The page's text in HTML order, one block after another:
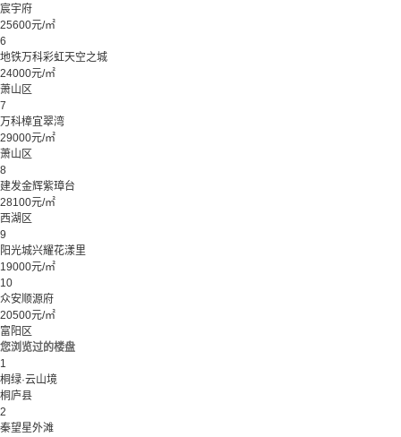
宸宇府
25600元/㎡
6
地铁万科彩虹天空之城
24000元/㎡
萧山区
7
万科樟宜翠湾
29000元/㎡
萧山区
8
建发金辉紫璋台
28100元/㎡
西湖区
9
阳光城兴耀花漾里
19000元/㎡
10
众安顺源府
20500元/㎡
富阳区
您浏览过的楼盘
1
桐绿·云山境
桐庐县
2
秦望星外滩